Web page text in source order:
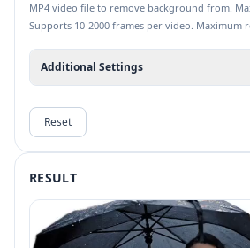
MP4 video file to remove background from.
Supports 10-2000 frames per video. Maximum
Additional Settings
Reset
RESULT